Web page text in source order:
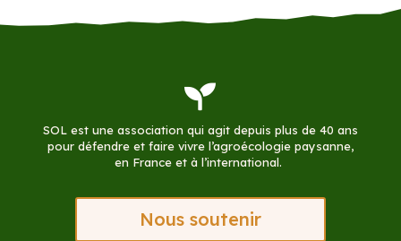

SOL est une association qui agit depuis plus de 40 ans
pour défendre et faire vivre l’agroécologie paysanne,
en France et à l’international.
Nous soutenir